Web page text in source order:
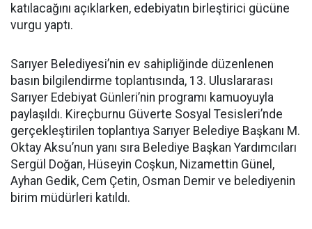
katılacağını açıklarken, edebiyatın birleştirici gücüne
vurgu yaptı.
Sarıyer Belediyesi’nin ev sahipliğinde düzenlenen
basın bilgilendirme toplantısında, 13. Uluslararası
Sarıyer Edebiyat Günleri’nin programı kamuoyuyla
paylaşıldı. Kireçburnu Güverte Sosyal Tesisleri’nde
gerçekleştirilen toplantıya Sarıyer Belediye Başkanı M.
Oktay Aksu’nun yanı sıra Belediye Başkan Yardımcıları
Sergül Doğan, Hüseyin Coşkun, Nizamettin Günel,
Ayhan Gedik, Cem Çetin, Osman Demir ve belediyenin
birim müdürleri katıldı.